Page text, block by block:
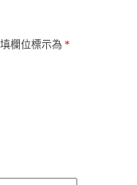
欄位標示為 *